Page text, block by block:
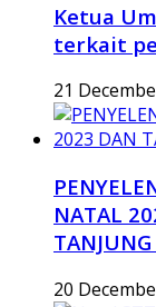
Ketua
terkait
21
NATAL
20